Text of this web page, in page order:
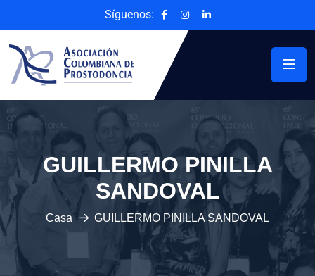
Síguenos:
GUILLERMO PINILLA
SANDOVAL
Casa GUILLERMO PINILLA SANDOVAL